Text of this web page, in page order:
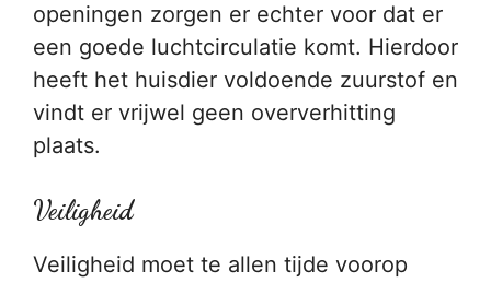
openingen zorgen er echter voor dat er
een goede luchtcirculatie komt. Hierdoor
heeft het huisdier voldoende zuurstof en
vindt er vrijwel geen oververhitting
plaats.
Veiligheid
Veiligheid moet te allen tijde voorop